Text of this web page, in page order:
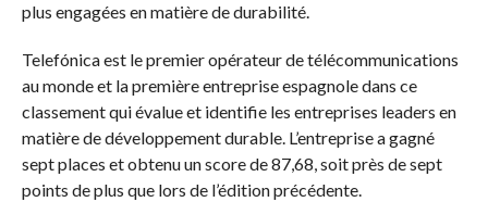
plus engagées en matière de durabilité.
Telefónica est le premier opérateur de télécommunications
au monde et la première entreprise espagnole dans ce
classement qui évalue et identifie les entreprises leaders en
matière de développement durable. L’entreprise a gagné
sept places et obtenu un score de 87,68, soit près de sept
points de plus que lors de l’édition précédente.